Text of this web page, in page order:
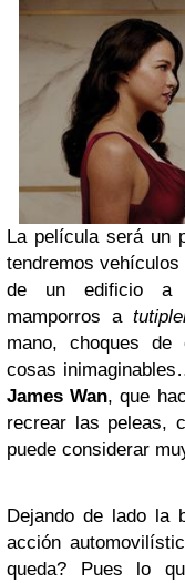
La película será un
tendremos
de un edificio a
mamporros a
mano, choques
cosas
James Wan, que
recrear las peleas,
puede considerar
Dejando de lado la
acción
queda? Pues lo